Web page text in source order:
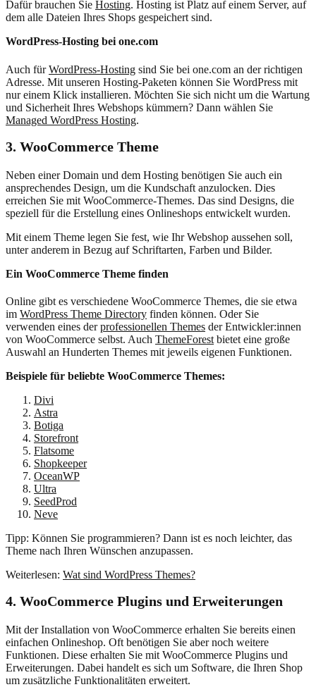
Dafür brauchen Sie Hosting. Hosting ist Platz auf einem Server, auf
dem alle Dateien Ihres Shops gespeichert sind.
WordPress-Hosting bei one.com
Auch fürWordPress-Hosting sind Sie bei one.com an der richtigen
Adresse. Mit unseren Hosting-Paketen können Sie WordPress mit
nur einem Klick installieren. Möchten Sie sich nicht um die Wartung
und Sicherheit Ihres Webshops kümmern? Dann wählen Sie
Managed WordPress Hosting.
3. WooCommerce Theme
Neben einer Domain und dem Hosting benötigen Sie auch ein
ansprechendes Design, um die Kundschaft anzulocken. Dies
erreichen Sie mit WooCommerce-Themes. Das sind Designs, die
speziell für die Erstellung eines Onlineshops entwickelt wurden.
Mit einem Theme legen Sie fest, wie Ihr Webshop aussehen soll,
unter anderem in Bezug auf Schriftarten, Farben und Bilder.
Ein WooCommerce Theme finden
Online gibt es verschiedene WooCommerce Themes, die sie etwa
im WordPress Theme Directory finden können. Oder Sie
verwenden eines derprofessionellen Themes der Entwickler:innen
von WooCommerce selbst. Auch ThemeForest bietet eine große
Auswahl an Hunderten Themes mit jeweils eigenen Funktionen.
Beispiele für beliebte WooCommerce Themes:
Divi
Astra
Botiga
Storefront
Flatsome
Shopkeeper
OceanWP
Ultra
SeedProd
Neve
Tipp: Können Sie programmieren? Dann ist es noch leichter, das
Theme nach Ihren Wünschen anzupassen.
Weiterlesen: Wat sind WordPress Themes?
4. WooCommerce Plugins und Erweiterungen
Mit der Installation von WooCommerce erhalten Sie bereits einen
einfachen Onlineshop. Oft benötigen Sie aber noch weitere
Funktionen. Diese erhalten Sie mit WooCommerce Plugins und
Erweiterungen. Dabei handelt es sich um Software, die Ihren Shop
um zusätzliche Funktionalitäten erweitert.